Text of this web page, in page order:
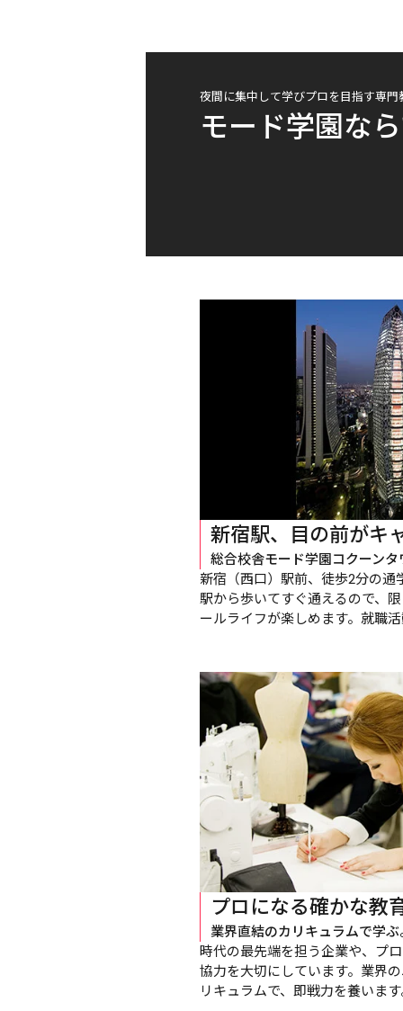
夜間に集中して学びプロを目指す専門
モード学園な
新宿駅、目の前がキ
総合校舎モード学園コクーン
新宿（西口）駅前、徒歩2分の
駅から歩いてすぐ通えるので、
ールライフが楽しめます。就職
プロになる確かな教
業界直結のカリキュラムで学ぶ
時代の最先端を担う企業や、プ
協力を大切にしています。業界
リキュラムで、即戦力を養いま